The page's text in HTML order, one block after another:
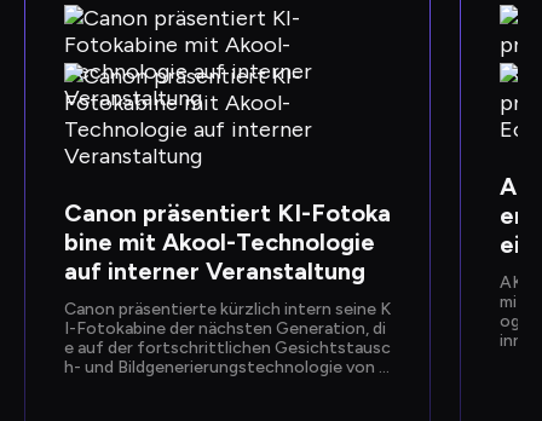
Canon präsentiert KI-Fotoka
bine mit Akool-Technologie
auf interner Veranstaltung
Canon präsentierte kürzlich intern seine K
I-Fotokabine der nächsten Generation, di
e auf der fortschrittlichen Gesichtstausc
h- und Bildgenerierungstechnologie von A
eit
mit
ogy